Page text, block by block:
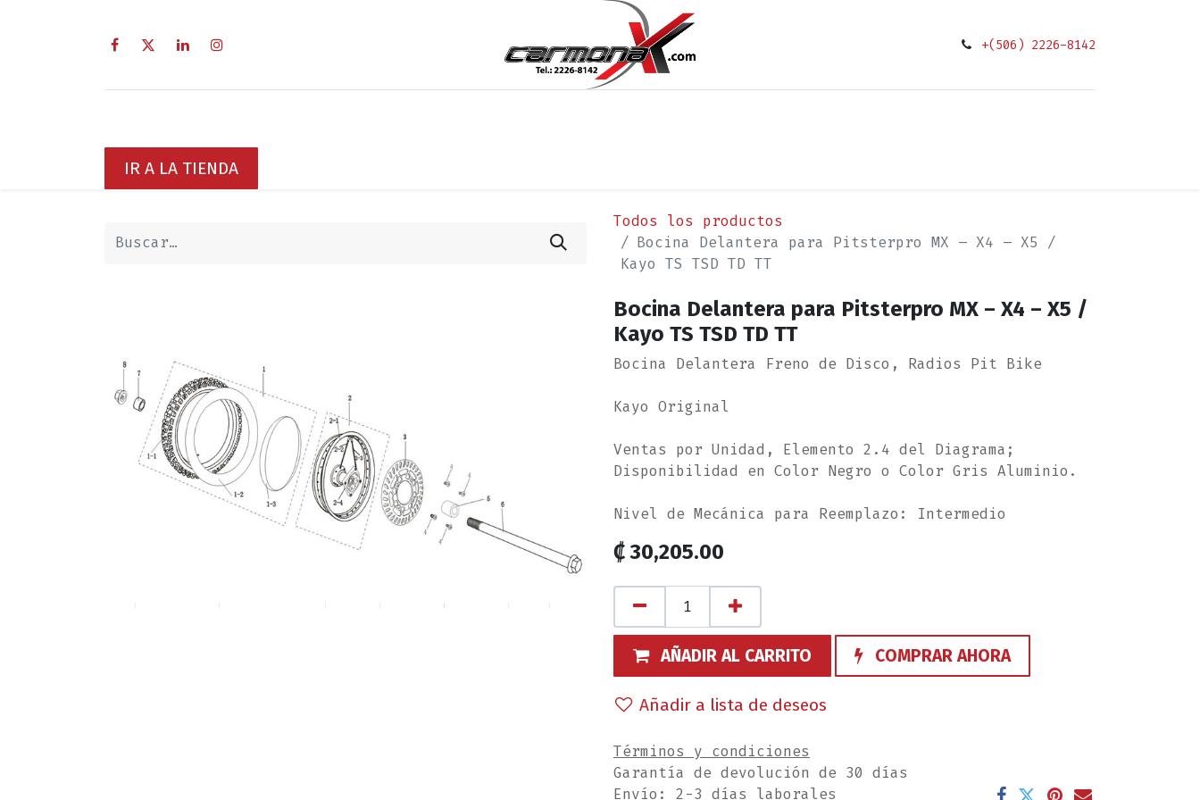
+(506) 2226-8142
IR A LA TIENDA
Todos los productos
Bocina Delantera para Pitsterpro MX – X4 – X5 /
Kayo TS TSD TD TT
Bocina Delantera para Pitsterpro MX – X4 – X5 /
Kayo TS TSD TD TT
Bocina Delantera Freno de Disco, Radios Pit Bike
Kayo Original
Ventas por Unidad, Elemento 2.4 del Diagrama;
Disponibilidad en Color Negro o Color Gris Aluminio.
Nivel de Mecánica para Reemplazo: Intermedio
₡30,205.00
AÑADIR AL CARRITO COMPRAR AHORA
Añadir a lista de deseos
Términos y condiciones
Garantía de devolución de 30 días
Envío: 2-3 días laborales